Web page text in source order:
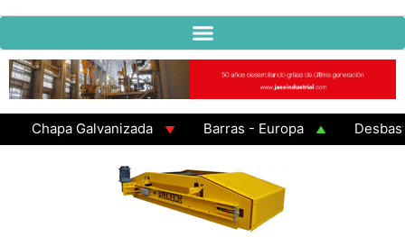
Chapa Galvanizada Barras - Europa
Desbaste -